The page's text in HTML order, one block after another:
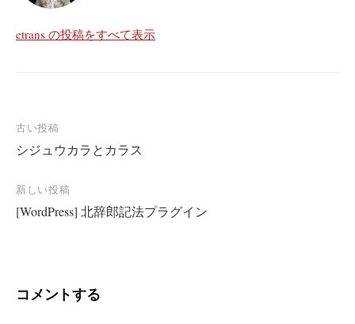
ctrans の投稿をすべて表示
投
稿
ナ
ビ
ゲ
ョ
古い投稿
シジュウカラとカラス
新しい投稿
[WordPress] 北辞郎記法プラグイン
コメントする